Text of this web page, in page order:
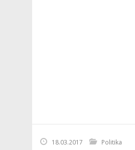
18.03.2017 Politika